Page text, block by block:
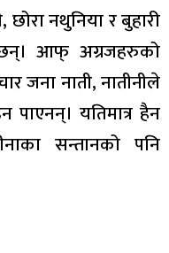
नथुनिया र बुहारी
छन्। आफ् अग्रजहरुको
जना नाती, नातीनीले
पाएनन्। यतिमात्र हैन
सन्तानको पनि